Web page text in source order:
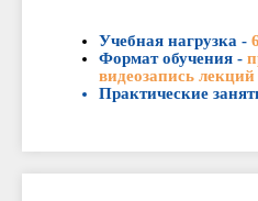
Учебная нагрузка -
Формат обучения -
видеозапись
Практические